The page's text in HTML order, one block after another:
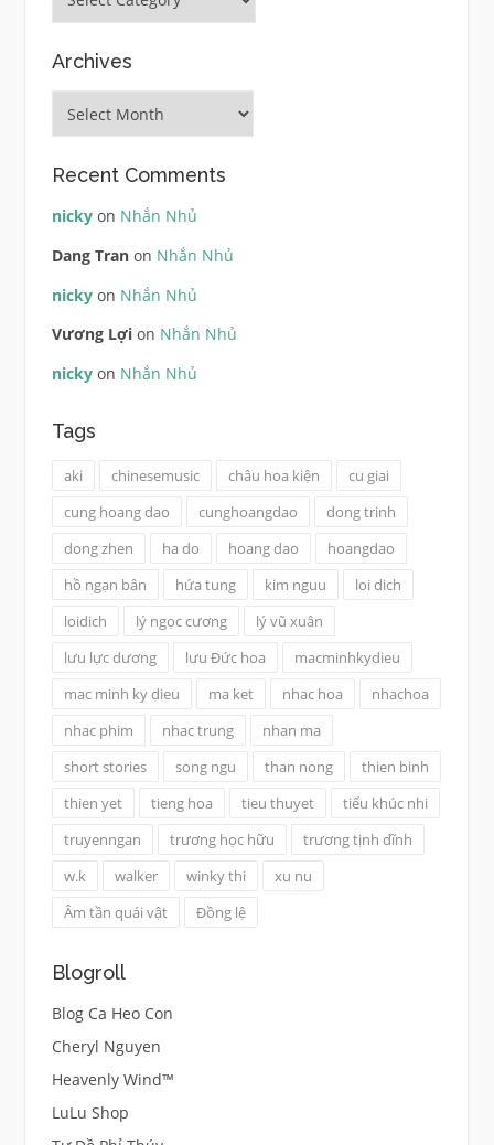
Archives
Recent Comments
nickyon Nhắn Nhủ
Dang Tranon Nhắn Nhủ
nickyon Nhắn Nhủ
Vương Lợion Nhắn Nhủ
nickyon Nhắn Nhủ
Tags
aki chinesemusic châu hoa kiện
cu giai
cung hoang dao
cunghoangdao
dong trinh
dong zhen
ha do hoang dao
hoangdao
hồ ngạn bân
hứa tung kim nguu
loi dich
loidich
lý ngọc cương
lý vũ xuân
lưu lực dương
lưu Đức hoa
macminhkydieu
mac minh ky dieu
ma ket nhac hoa
nhachoa
nhac phim
nhac trung
nhan ma
short stories
song ngu than nong
thien binh
thien yet
tieng hoa tieu thuyet
tiểu khúc nhi
truyenngan
trương học hữu
trương tịnh dĩnh
w.k
walker winky thi
xu nu
Âm tần quái vật
Đồng lệ
Blogroll
Blog Ca Heo Con
Cheryl Nguyen
Heavenly Wind™
LuLu Shop